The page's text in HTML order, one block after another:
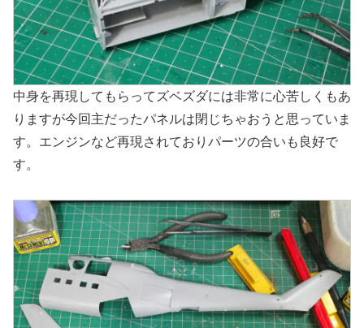
中身を再現してもらってズベズダには非常に心苦しくもあ
りますが今回主だったパネルは閉じちゃおうと思っていま
す。エンジンなど再現されておりパーツの合いも良好で
す。